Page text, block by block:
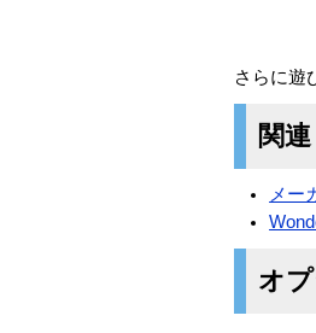
さらに遊
関
メー
オ